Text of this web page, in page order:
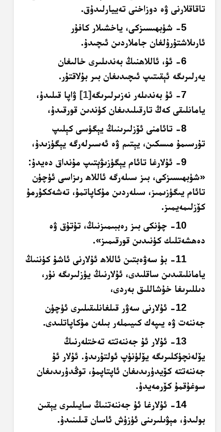
تاقاقلارنى ۋە دوزاخنى تەييارلىدۇق.
5- شۈبھىسىزكى، ياخشىلار كافۇر
ئارىلاشتۇرۇلغان جاملاردىن ئىچىدۇ.
6- ئۇ، ئاللاھنىڭ بەندىلىرى خالىغان
يەرلىرىگە ئېقىتىپ ئىچىدىغان بىر بۇلاقتۇر.
7- ئۇ بەندىلەر نەزىرلىرىگە
[1] ۋاپا قىلىدۇ،
يامانلىقى كەڭ تارقىلىدىغان كۈندىن قورقىدۇ،
8- تائامنى ئۆزلىرىنىڭ يېگۈسى كېلىپ
تۇرسىمۇ مىسكىن، يېتىم ۋە ئەسىرلەرگە يېگۈزىدۇ،
9- ئۇلارغا تائام يېگۈزىۋېتىپ مۇنداق دەيدۇ:
«شۈبھىسىزكى، بىز سىلەرگە ئاللاھ رىزاسى ئۈچۈن
تائام يىگۈزىمىز، سىلەردىن مۇكاپاتمۇ، تەشەككۇرمۇ
كۆزلىمەيمىز.
10- چۈنكى بىز رەببىمىزنىڭ، تۇتۇق ۋە
دەھشەتلىك كۈنىدىن قورقىمىز».
11- بۇ سەۋەبتىن ئاللاھ ئۇلارنى ئاشۇ كۈننىڭ
يامانلىقىدىن ساقلىدى، ئۇلارنىڭ يۈزلىرىگە نۇر،
دىللىرىغا خۇشاللىق بەردى،
12- ئۇلارنى سەۋر قىلغانلىقىلىرى ئۈچۈن
جەننەت ۋە يىپەك كىيىملەر بىلەن مۇكاپاتلىدى.
13- ئۇلار ئۇ جەننەتتە تەختلەرنىڭ
يۆلەنچۈكلىرىگە يۆلۈنۈپ ئولتۇرىدۇ. ئۇلار ئۇ
جەننەتتە كۆيدۈرىدىغان ئاپتاپمۇ، توڭدۇرىدىغان
سوغۇقمۇ كۆرمەيدۇ.
14- ئۇلارغا ئۇ جەننەتنىڭ سايىلىرى يېقىن
بولىدۇ، مېۋىلىرىنى ئۈزۈش ئاسان قىلىنىدۇ.